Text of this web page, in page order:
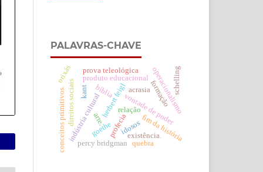
PALAVRAS-CHAVE
kant herbert feigl
bíblia
profecia
produto educacional
relação
vontade de poder
acrasiaformação
indústria cultural
conceitos primitivos. operacionalismo
percy bridgman
fim da história
idosos
direitos sociais arte.
schelling
prova teleológica
existência.
goethe
quebra
orixás